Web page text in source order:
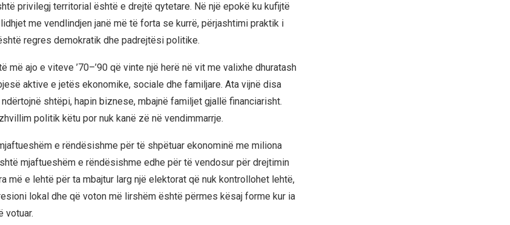
privilegj territorial është e drejtë qytetare. Në një epokë ku kufijtë
me vendlindjen janë më të forta se kurrë, përjashtimi praktik i
regres demokratik dhe padrejtësi politike.
më ajo e viteve ’70–’90 që vinte një herë në vit me valixhe dhuratash
aktive e jetës ekonomike, sociale dhe familjare. Ata vijnë disa
shtëpi, hapin biznese, mbajnë familjet gjallë financiarisht.
politik këtu por nuk kanë zë në vendimmarrje.
e rëndësishme për të shpëtuar ekonominë me miliona
mjaftueshëm e rëndësishme edhe për të vendosur për drejtimin
më e lehtë për ta mbajtur larg një elektorat që nuk kontrollohet lehtë,
lokal dhe që voton më lirshëm është përmes kësaj forme kur ia
votuar.